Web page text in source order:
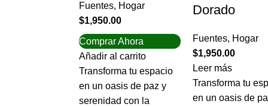
Fuentes, Hogar
$1,950.00
Comprar Ahora
Añadir al carrito
Transforma tu espacio
en un oasis de paz y
serenidad con la
Dorado
Fuentes, Hogar
$1,950.00
Leer más
Transforma tu
en un oasis de